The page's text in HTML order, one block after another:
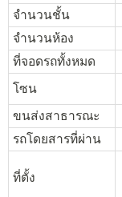
จำนวนชั้น
จำนวนห้อง
ที่จอดรถทั้งหมด
โซน
ขนส่งสาธารณะ
รถโดยสารที่ผ่าน
ที่ตั้ง